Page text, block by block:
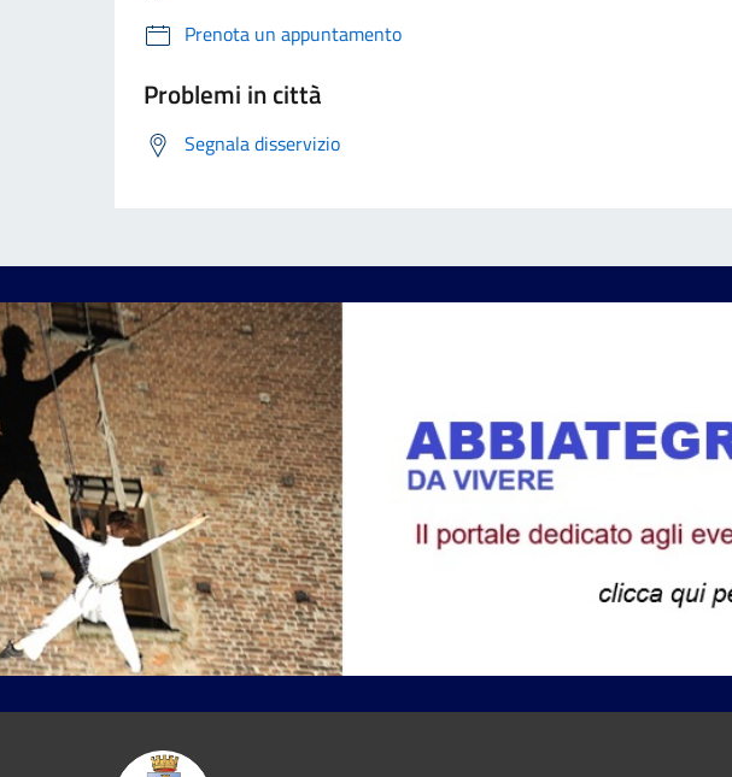
Prenota un appuntamento
Problemi in città
Segnala disservizio